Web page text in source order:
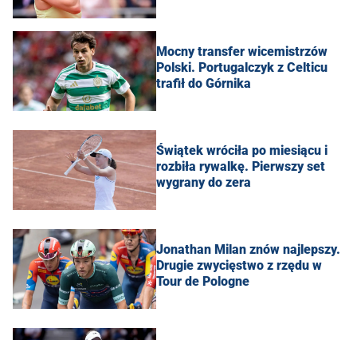
Mocny transfer wicemistrzów
Polski. Portugalczyk z Celticu
trafił do Górnika
Świątek wróciła po miesiącu i
rozbiła rywalkę. Pierwszy set
wygrany do zera
Jonathan Milan znów najlepszy.
Drugie zwycięstwo z rzędu w
Tour de Pologne